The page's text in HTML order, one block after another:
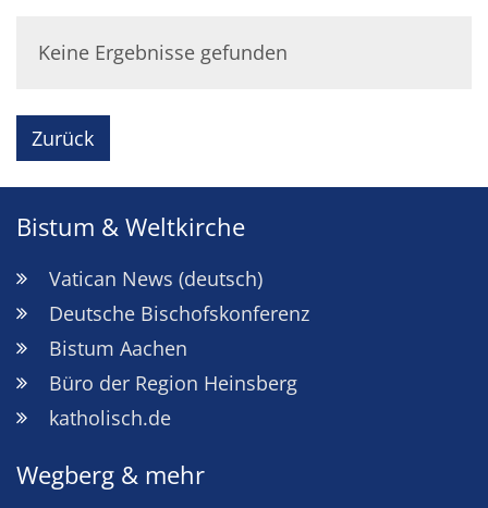
Keine Ergebnisse gefunden
Zurück
Bistum & Weltkirche
Vatican News (deutsch)
Deutsche Bischofskonferenz
Bistum Aachen
Büro der Region Heinsberg
katholisch.de
Wegberg & mehr